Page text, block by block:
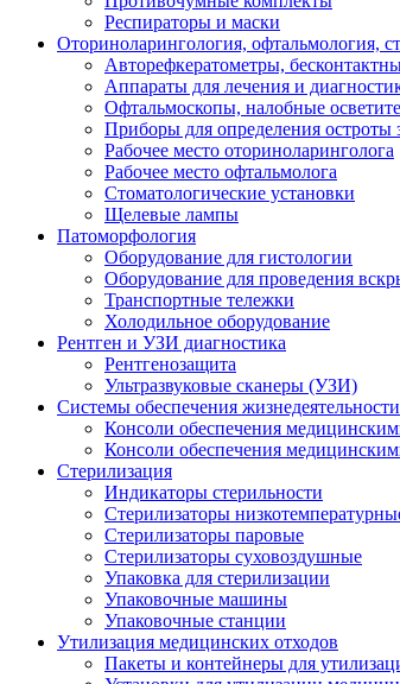
Респираторы и маски
Оториноларингология, офтальмология,
Авторефкератометры,
Аппараты для лечения и
Офтальмоскопы, налобные
Приборы для определения остроты
Рабочее место оториноларинголога
Рабочее место офтальмолога
Стоматологические установки
Щелевые лампы
Патоморфология
Оборудование для гистологии
Оборудование для проведения
Транспортные тележки
Холодильное оборудование
Рентген и УЗИ диагностика
Рентгенозащита
Ультразвуковые сканеры (УЗИ)
Системы обеспечения жизнедеятельности
Консоли обеспечения
Консоли обеспечения
Стерилизация
Индикаторы стерильности
Стерилизаторы
Стерилизаторы паровые
Стерилизаторы суховоздушные
Упаковка для стерилизации
Упаковочные машины
Упаковочные станции
Утилизация медицинских отходов
Пакеты и контейнеры для